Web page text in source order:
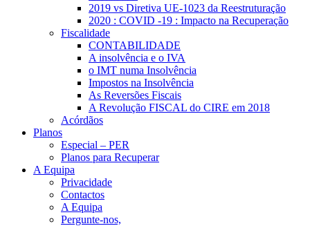
2019 vs Diretiva UE-1023 da Reestruturação
2020 : COVID -19 : Impacto na Recuperação
Fiscalidade
CONTABILIDADE
A insolvência e o IVA
o IMT numa Insolvência
Impostos na Insolvência
As Reversões Fiscais
A Revolução FISCAL do CIRE em 2018
Acórdãos
Planos
Especial – PER
Planos para Recuperar
A Equipa
Privacidade
Contactos
A Equipa
Pergunte-nos,